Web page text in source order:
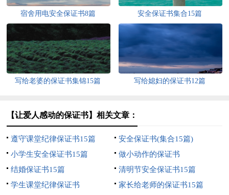
宿舍用电安全保证书8篇 安全保证书集合15篇
写给老婆的保证书集锦15篇 写给媳妇的保证书12篇
【让爱人感动的保证书】相关文章：
遵守课堂纪律保证书15篇
安全保证书(集合15篇)
小学生安全保证书15篇
做小动作的保证书
结婚保证书15篇
清明节安全保证书15篇
学生课堂纪律保证书
家长给老师的保证书15篇